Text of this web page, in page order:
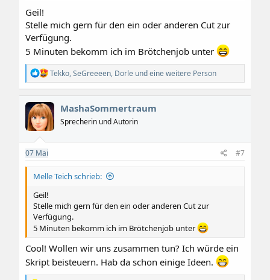
Geil!
Stelle mich gern für den ein oder anderen Cut zur
Verfügung.
5 Minuten bekomm ich im Brötchenjob unter
R
e
a
k
t
i
o
n
Tekko,SeGreeeen, Dorle und eine weitere Person
MashaSommertraum
Sprecherin und Autorin
07 Mai #7
Melle Teich schrieb:
Geil!
Stelle mich gern für den ein oder anderen Cut zur
Verfügung.
5 Minuten bekomm ich im Brötchenjob unter
Cool! Wollen wir uns zusammen tun? Ich würde ein
Skript beisteuern. Hab da schon einige Ideen.